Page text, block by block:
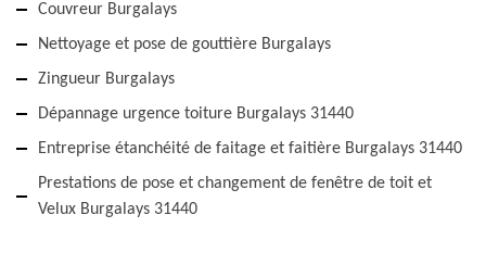
Couvreur Burgalays
Nettoyage et pose de gouttière Burgalays
Zingueur Burgalays
Dépannage urgence toiture Burgalays 31440
Entreprise étanchéité de faitage et faitière Burgalays 31440
Prestations de pose et changement de fenêtre de toit et
Velux Burgalays 31440